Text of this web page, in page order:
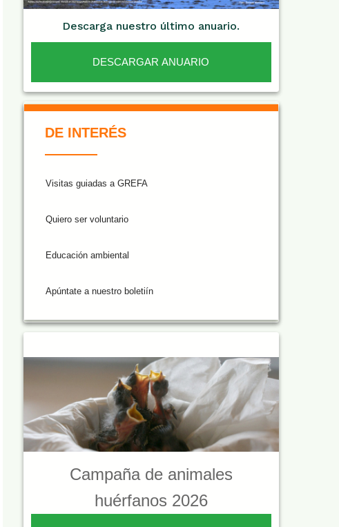
Descarga nuestro último anuario.
DESCARGAR ANUARIO
DE INTERÉS
Visitas guiadas a GREFA
Quiero ser voluntario
Educación ambiental
Apúntate a nuestro boletiín
Campaña de animales
huérfanos 2026